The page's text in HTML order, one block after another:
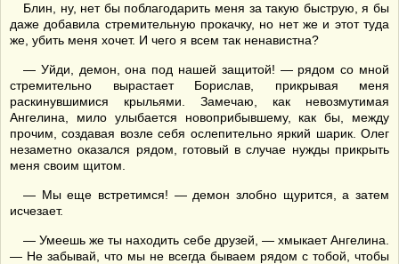
Блин, ну, нет бы поблагодарить меня за такую быструю, я бы
даже добавила стремительную прокачку, но нет же и этот туда
же, убить меня хочет. И чего я всем так ненавистна?
— Уйди, демон, она под нашей защитой! — рядом со мной
стремительно вырастает Борислав, прикрывая меня
раскинувшимися крыльями. Замечаю, как невозмутимая
Ангелина, мило улыбается новоприбывшему, как бы, между
прочим, создавая возле себя ослепительно яркий шарик. Олег
незаметно оказался рядом, готовый в случае нужды прикрыть
меня своим щитом.
— Мы еще встретимся! — демон злобно щурится, а затем
исчезает.
— Умеешь же ты находить себе друзей, — хмыкает Ангелина.
— Не забывай, что мы не всегда бываем рядом с тобой, чтобы